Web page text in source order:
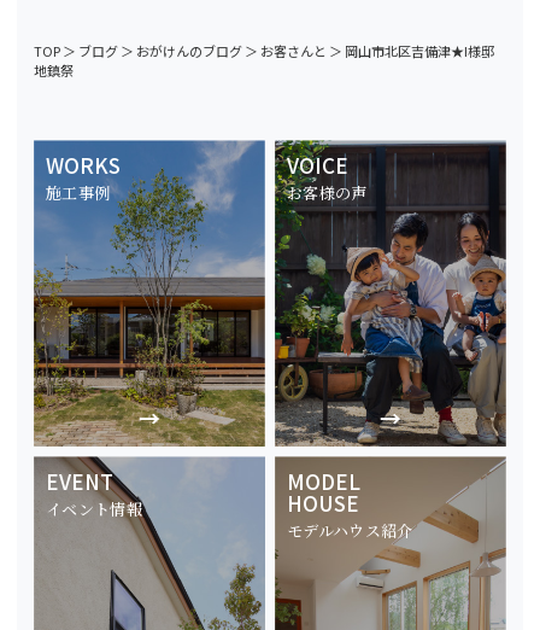
TOP＞ ブログ＞ おがけんのブログ＞ お客さんと ＞ 岡山市北区吉備津★I様邸
地鎮祭
WORKS
施工事例
VOICE
お客様の声
EVENT
イベント情報
MODEL
HOUSE
モデルハウス紹介